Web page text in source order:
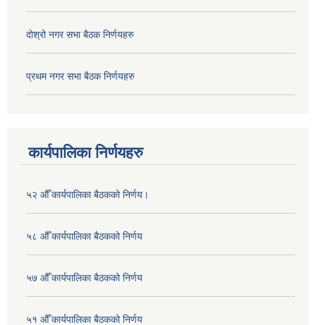
दोश्रो नगर सभा बैठक निर्णयहरु
प्रथम नगर सभा बैठक निर्णयहरु
कार्यपालिका निर्णयहरु
५२ औँ कार्यपालिका बैठकको निर्णय।
५८ औँ कार्यपालिका बैठकको निर्णय
५७ औँ कार्यपालिका बैठकको निर्णय
५१ औँ कार्यपालिका बैठकको निर्णय